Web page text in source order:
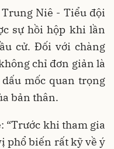
Niê - Tiểu đội
sự hồi hộp khi lần
cử. Đối với chàng
chỉ đơn giản là
mốc quan trọng
bản thân.
“Trước khi tham gia
phổ biến rất kỹ về ý